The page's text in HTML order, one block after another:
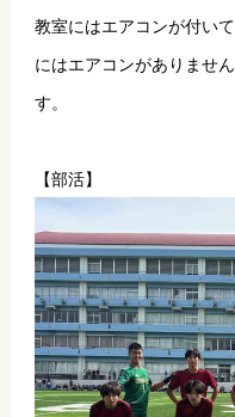
教室にはエアコンが付い
にはエアコンがありませ
す。
【部活】